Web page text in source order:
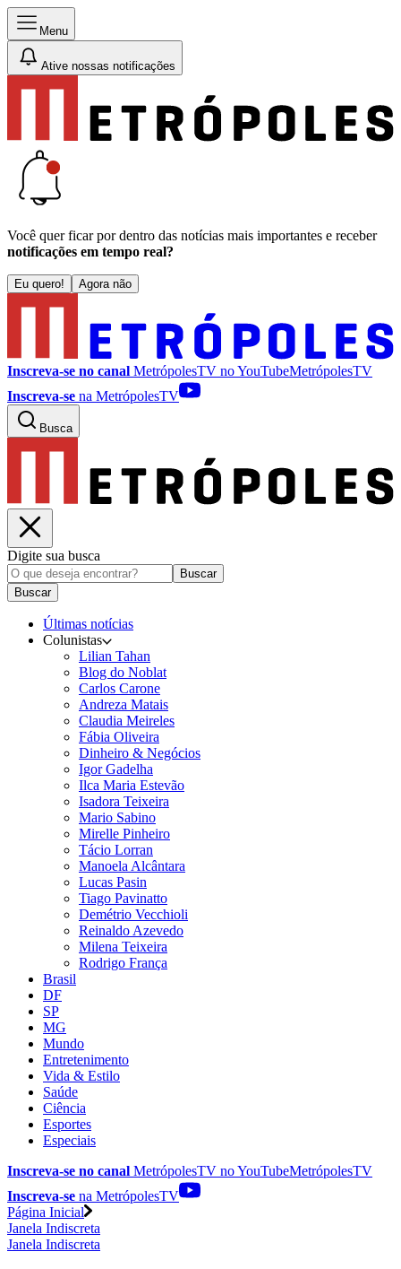
Menu
Ative nossas notificações
Você quer ficar por dentro das notícias mais importantes e receber
notificações em tempo real?
Eu quero! Agora não
Inscreva-se no canal MetrópolesTV noYouTubeMetrópolesTV
Inscreva-se na MetrópolesTV
Busca
Digite sua busca
Buscar
Buscar
Últimas notícias
Colunistas
Lilian Tahan
Blog do Noblat
Carlos Carone
Andreza Matais
Claudia Meireles
Fábia Oliveira
Dinheiro & Negócios
Igor Gadelha
Ilca Maria Estevão
Isadora Teixeira
Mario Sabino
Mirelle Pinheiro
Tácio Lorran
Manoela Alcântara
Lucas Pasin
Tiago Pavinatto
Demétrio Vecchioli
Reinaldo Azevedo
Milena Teixeira
Rodrigo França
Brasil
DF
SP
MG
Mundo
Entretenimento
Vida & Estilo
Saúde
Ciência
Esportes
Especiais
Inscreva-se no canal MetrópolesTV noYouTubeMetrópolesTV
Inscreva-se na MetrópolesTV
Página Inicial
Janela Indiscreta
Janela Indiscreta